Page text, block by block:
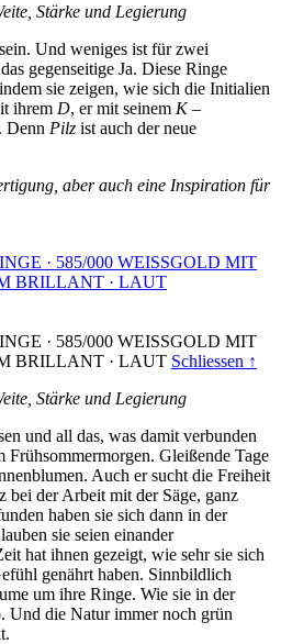
Stärke und Legierung
Und weniges ist für zwei
gegenseitige Ja. Diese Ringe
sie zeigen, wie sich die Initialien
ihrem D, er mit seinem K–
Denn Pilz ist auch der neue
aber auch eine Inspiration für
· 585/000 WEISSGOLD MIT
BRILLANT · LAUT
· 585/000 WEISSGOLD MIT
BRILLANT · LAUT Schliessen ↑
Stärke und Legierung
und all das, was damit verbunden
Frühsommermorgen. Gleißende Tage
Auch er sucht die Freiheit
bei der Arbeit mit der Säge, ganz
haben sie sich dann in der
sie seien einander
hat ihnen gezeigt, wie sehr sie sich
genährt haben. Sinnbildlich
um ihre Ringe. Wie sie in der
Und die Natur immer noch grün